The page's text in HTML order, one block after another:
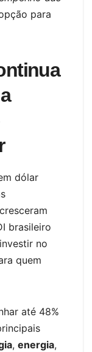
para
dólar
brasileiro
no
quem
até 48%
, energia,